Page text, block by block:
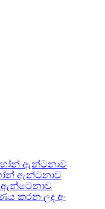
ඇන්ටනාව
ඇන්ටනාව
ඇන්ටෙනාව
කරන ලද අං